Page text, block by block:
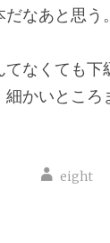
なあと思う。
なくても
かいところ
eight